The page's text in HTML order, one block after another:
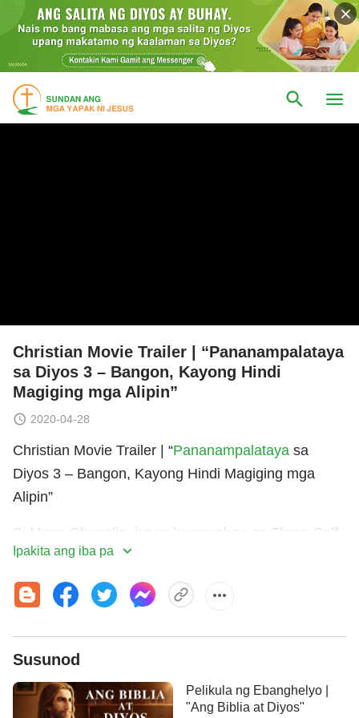
Christian Movie Trailer | “Pananampalataya
sa Diyos 3 – Bangon, Kayong Hindi
Magiging mga Alipin”
2020-04-28
Christian Movie Trailer | “Pananampalataya sa
Diyos 3 – Bangon, Kayong Hindi Magiging mga
Alipin”
Si Meng Changlin, isang kasamahan sa Three-Self
Church, ay nag-akala noong una na ang
pananampalataya niya sa Panginoon sa Three-Self
Church ay magliligtas sa kanya mula sa pang-uusig
relihiyon, at maging ang Three-Self Church na
Ipakita ang iba pa
Susunod
Pelikula ng Ebanghelyo |
"Ang Biblia at Diyos"